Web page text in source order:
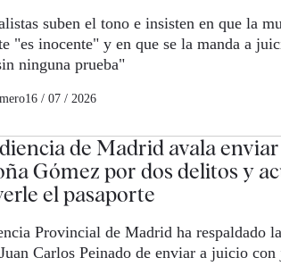
suben el tono e insisten en que la
"es inocente" y en que se la manda a
ninguna prueba"
16 / 07 / 2026
de Madrid avala
Gómez por dos delitos y
el pasaporte
Provincial de Madrid ha respaldado
Carlos Peinado de enviar a juicio